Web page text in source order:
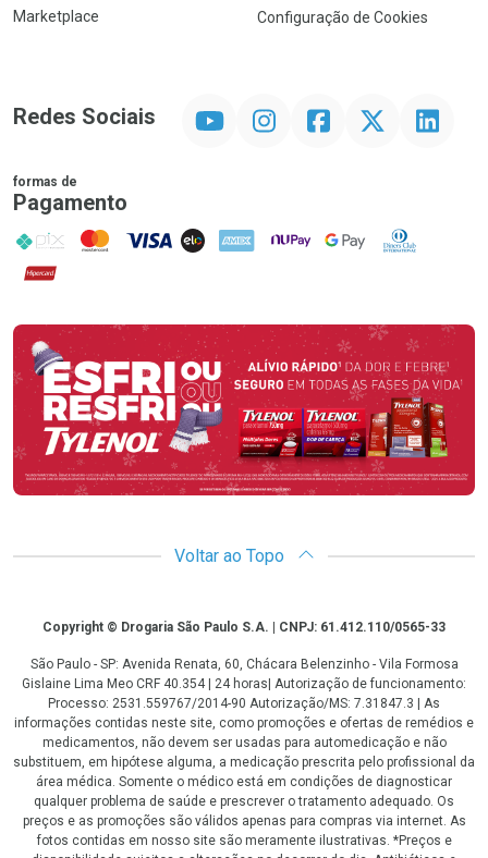
Marketplace
Configuração de Cookies
Redes Sociais InstagramFacebookTwitter Linkedin
formas de
Pagamento
PIX MasterCard
VISA ELO AMEX NuPay Google PayDiners Club
Hipercard
Promoção em Destaque
Voltar ao Topo
CopyrightCopyright © Drogaria São Paulo S.A. | CNPJ: 61.412.110/0565-33
São Paulo - SP: Avenida Renata, 60, Chácara Belenzinho - Vila Formosa
Gislaine Lima Meo CRF 40.354 | 24 horas| Autorização de funcionamento:
Processo: 2531.559767/2014-90 Autorização/MS: 7.31847.3 | As
informações contidas neste site, como promoções e ofertas de remédios e
medicamentos, não devem ser usadas para automedicação e não
substituem, em hipótese alguma, a medicação prescrita pelo profissional da
área médica. Somente o médico está em condições de diagnosticar
qualquer problema de saúde e prescrever o tratamento adequado. Os
preços e as promoções são válidos apenas para compras via internet. As
fotos contidas em nosso site são meramente ilustrativas. *Preços e